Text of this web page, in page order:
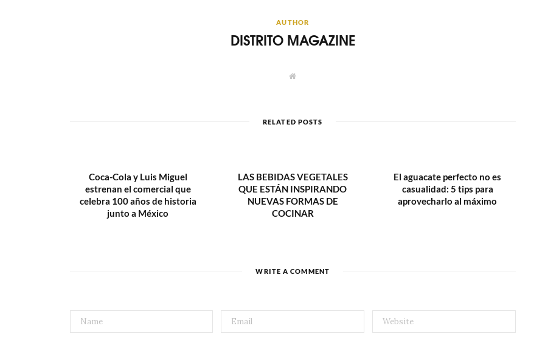
AUTHOR
DISTRITO MAGAZINE
W
e
RELATED POSTS
Coca-Cola y Luis Miguel
estrenan el comercial que
celebra 100 años de historia
junto a México
LAS BEBIDAS VEGETALES
QUE ESTÁN INSPIRANDO
NUEVAS FORMAS DE
COCINAR
El aguacate perfecto no es
casualidad: 5 tips para
aprovecharlo al máximo
WRITE A COMMENT